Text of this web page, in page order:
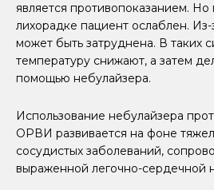
является противопоказанием. Но
лихорадке пациент ослаблен.
может быть затруднена. В таких
температуру снижают, а затем
помощью небулайзера.
Использование небулайзера
ОРВИ развивается на фоне
сосудистых заболеваний,
выраженной легочно-сердечной